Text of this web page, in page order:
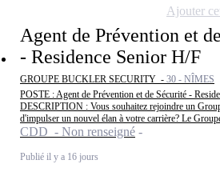
Agent de Prévention et
- Residence Senior H/F
GROUPE BUCKLER SECURITY - 30 - NÎMES
POSTE : Agent de Prévention et de Sécurité -
DESCRIPTION : Vous souhaitez rejoindre un
d'impulser un nouvel élan à votre carrière? Le
CDD - Non renseigné
Publié il y a 16 jours
Ajouter